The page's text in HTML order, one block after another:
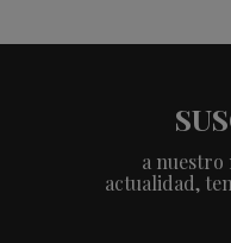
a nuestro
actualidad,